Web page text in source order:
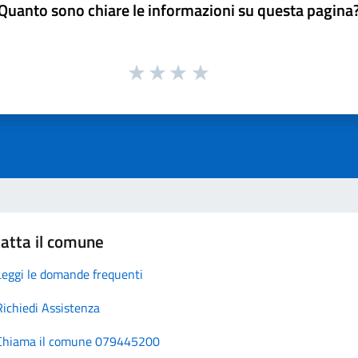
sono chiare le informazioni su questa
il comune
le domande frequenti
Assistenza
il comune 079445200